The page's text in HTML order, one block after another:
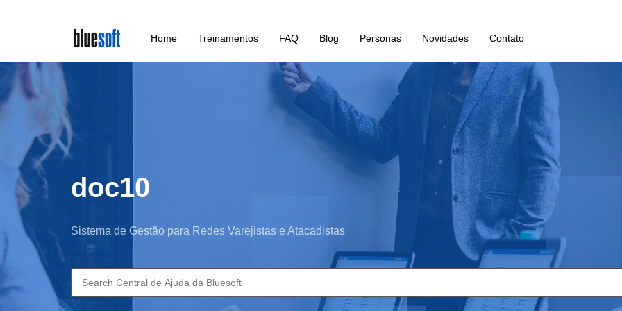
main
content
Home Treinamentos FAQ Blog Personas Novidades Contato
doc10
Sistema de Gestão para Redes Varejistas e Atacadistas
Search
for: